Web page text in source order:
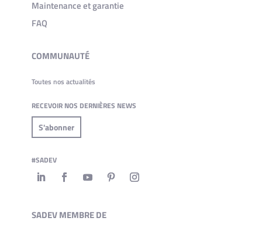
Maintenance et garantie
FAQ
COMMUNAUTÉ
Toutes nos actualités
RECEVOIR NOS DERNIÈRES NEWS
S'abonner
#SADEV
SADEV MEMBRE DE